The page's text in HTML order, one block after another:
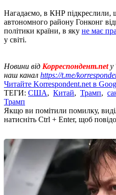
Нагадаємо, в КНР підкреслили,
автономного району Гонконг
політики країни, в яку не має
у світі.
Новини від Корреспондент.netу
наш канал https://t.me/
Читайте Korrespondent.net в
ТЕГИ: США, Китай, Трамп,
Трамп
Якщо ви помітили помилку,
натисніть Ctrl + Enter, щоб